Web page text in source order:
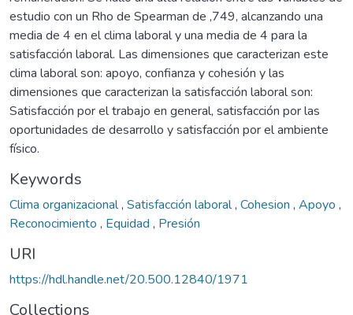
estudio con un Rho de Spearman de ,749, alcanzando una
media de 4 en el clima laboral y una media de 4 para la
satisfacción laboral. Las dimensiones que caracterizan este
clima laboral son: apoyo, confianza y cohesión y las
dimensiones que caracterizan la satisfacción laboral son:
Satisfacción por el trabajo en general, satisfacción por las
oportunidades de desarrollo y satisfacción por el ambiente
físico.
Keywords
Clima organizacional, Satisfacción laboral, Cohesion , Apoyo ,
Reconocimiento , Equidad , Presión
URI
https://hdl.handle.net/20.500.12840/1971
Collections